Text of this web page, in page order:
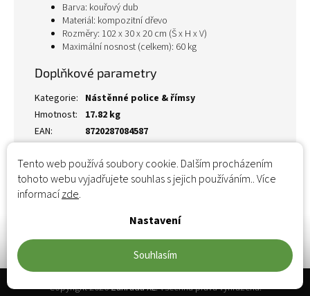
Tento web používá soubory cookie. Dalším procházením
tohoto webu vyjadřujete souhlas s jejich používáním.. Více
informacízde.
Nastavení
Souhlasím
Barva: kouřový dub
Materiál: kompozitní dřevo
Rozměry: 102 x 30 x 20 cm (Š x H x V)
Maximální nosnost (celkem): 60 kg
Doplňkové parametry
Kategorie: Nástěnné police & římsy
Hmotnost:
17.82 kg
EAN: 8720287084587
Zápatí
Copyright 2026Zahrada XL. Všechna práva vyhrazena.